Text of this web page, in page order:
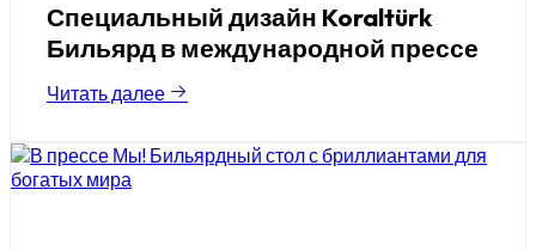
Специальный дизайн Koraltürk
Бильярд в международной прессе
Читать далее